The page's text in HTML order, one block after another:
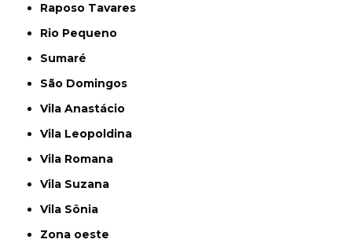
Raposo Tavares
Rio Pequeno
Sumaré
São Domingos
Vila Anastácio
Vila Leopoldina
Vila Romana
Vila Suzana
Vila Sônia
Zona oeste